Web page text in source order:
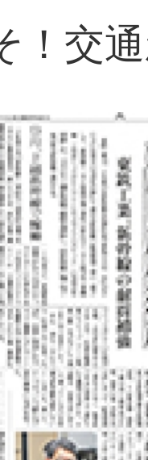
！交